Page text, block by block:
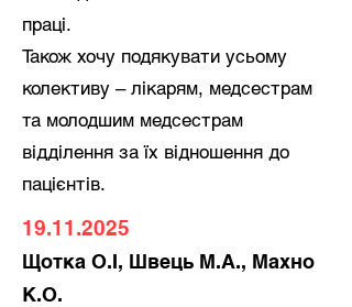
праці.
Також хочу подякувати усьому
колективу – лікарям, медсестрам
та молодшим медсестрам
відділення за їх відношення до
пацієнтів.
19.11.2025
Щотка О.І, Швець М.А., Махно
К.О.